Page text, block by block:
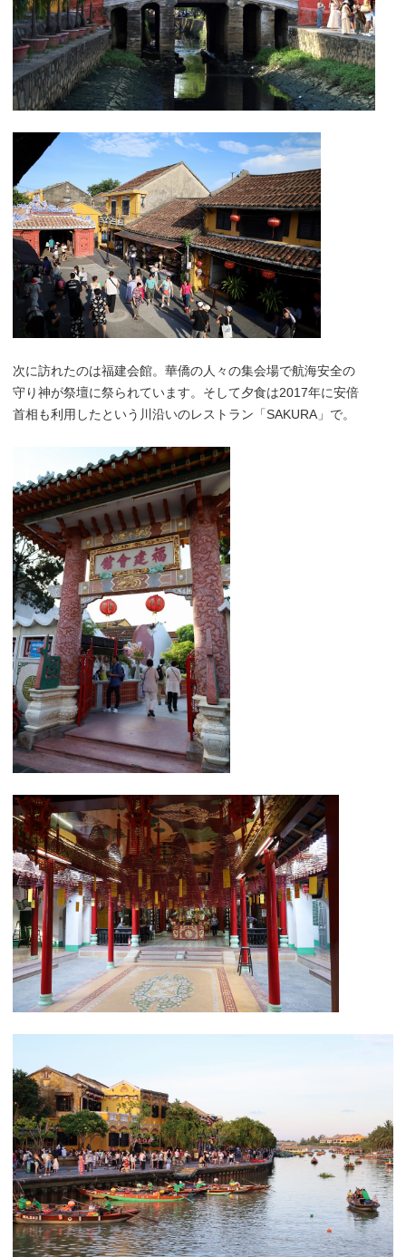
次に訪れたのは福建会館。華僑の人々の集会場で航海安全の
守り神が祭壇に祭られています。そして夕食は2017年に安倍
首相も利用したという川沿いのレストラン「SAKURA」で。